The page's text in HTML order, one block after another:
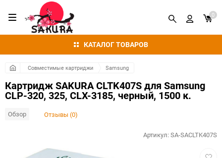
КАТАЛОГ ТОВАРОВ
0
Совместимые картриджи Samsung
Картридж SAKURA CLTK407S для Samsung
CLP-320, 325, CLX-3185, черный, 1500 к.
Обзор Отзывы (0)
Артикул:SA-SACLTK407S